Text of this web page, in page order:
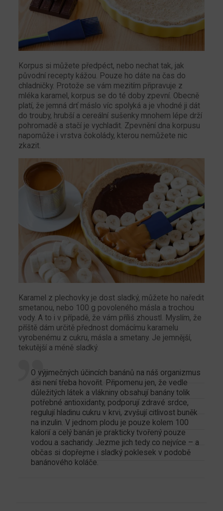
Korpus si můžete předpéct, nebo nechat tak, jak
původní recepty kážou. Pouze ho dáte na čas do
chladničky. Protože se vám mezitím připravuje z
mléka karamel, korpus se do té doby zpevní. Obecně
platí, že jemná drť máslo víc spolyká a je vhodné ji dát
do trouby, hrubší a cereální sušenky mnohem lépe drží
pohromadě a stačí je vychladit. Zpevnění dna korpusu
napomůže i vrstva čokolády, kterou nemůžete nic
zkazit.
Karamel z plechovky je dost sladký, můžete ho naředit
smetanou, nebo 100 g povoleného másla a trochou
vody. A to i v případě, že vám příliš zhoustl. Myslím, že
příště dám určitě přednost domácímu karamelu
vyrobenému z cukru, másla a smetany. Je jemnější,
tekutější a méně sladký.
O výjimečných účincích banánů na náš organizmus
asi není třeba hovořit. Připomenu jen, že vedle
důležitých látek a vlákniny obsahují banány tolik
potřebné antioxidanty, podporují zdravé srdce,
regulují hladinu cukru v krvi, zvyšují citlivost buněk
na inzulin. V jednom plodu je pouze kolem 100
kalorií a celý banán je prakticky tvořený pouze
vodou a sacharidy. Jezme jich tedy co nejvíce – a
občas si dopřejme i sladký poklesek v podobě
banánového koláče.